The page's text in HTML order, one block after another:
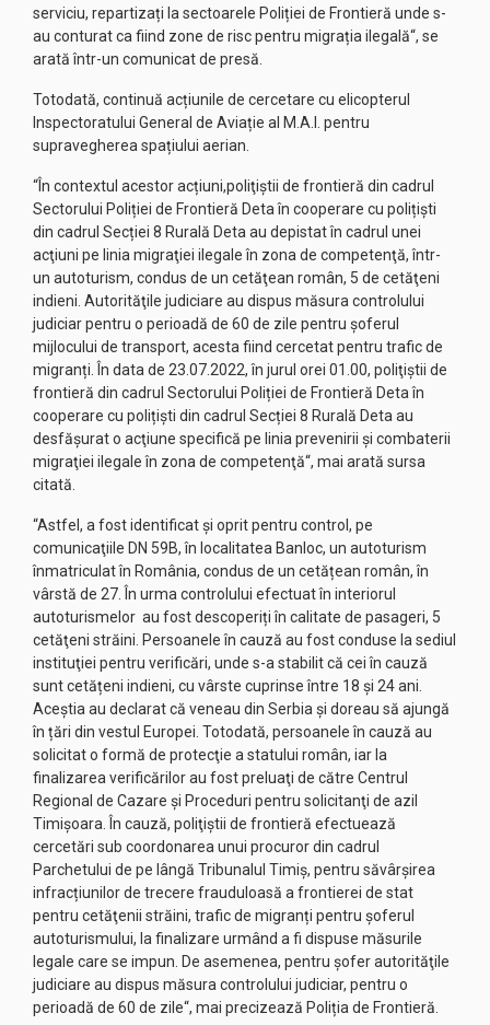
serviciu, repartizați la sectoarele Poliției de Frontieră unde s-
au conturat ca fiind zone de risc pentru migrația ilegală“, se
arată într-un comunicat de presă.
Totodată, continuă acțiunile de cercetare cu elicopterul
Inspectoratului General de Aviație al M.A.I. pentru
supravegherea spațiului aerian.
“În contextul acestor acțiuni,poliţiştii de frontieră din cadrul
Sectorului Poliției de Frontieră Deta în cooperare cu polițiști
din cadrul Secției 8 Rurală Deta au depistat în cadrul unei
acţiuni pe linia migraţiei ilegale în zona de competenţă, într-
un autoturism, condus de un cetăţean român, 5 de cetăţeni
indieni. Autorităţile judiciare au dispus măsura controlului
judiciar pentru o perioadă de 60 de zile pentru şoferul
mijlocului de transport, acesta fiind cercetat pentru trafic de
migranți. În data de 23.07.2022, în jurul orei 01.00, poliţiştii de
frontieră din cadrul Sectorului Poliției de Frontieră Deta în
cooperare cu polițiști din cadrul Secției 8 Rurală Deta au
desfășurat o acţiune specifică pe linia prevenirii și combaterii
migraţiei ilegale în zona de competenţă“, mai arată sursa
citată.
“Astfel, a fost identificat și oprit pentru control, pe
comunicaţiile DN 59B, în localitatea Banloc, un autoturism
înmatriculat în România, condus de un cetățean român, în
vârstă de 27. În urma controlului efectuat în interiorul
autoturismelor au fost descoperiți în calitate de pasageri, 5
cetăţeni străini. Persoanele în cauză au fost conduse la sediul
instituţiei pentru verificări, unde s-a stabilit că cei în cauză
sunt cetățeni indieni, cu vârste cuprinse între 18 și 24 ani.
Aceștia au declarat că veneau din Serbia şi doreau să ajungă
în țări din vestul Europei. Totodată, persoanele în cauză au
solicitat o formă de protecţie a statului român, iar la
finalizarea verificărilor au fost preluaţi de către Centrul
Regional de Cazare şi Proceduri pentru solicitanţi de azil
Timişoara. În cauză, poliţiştii de frontieră efectuează
cercetări sub coordonarea unui procuror din cadrul
Parchetului de pe lângă Tribunalul Timiș, pentru săvârșirea
infracțiunilor de trecere frauduloasă a frontierei de stat
pentru cetăţenii străini, trafic de migranți pentru şoferul
autoturismului, la finalizare urmând a fi dispuse măsurile
legale care se impun. De asemenea, pentru șofer autorităţile
judiciare au dispus măsura controlului judiciar, pentru o
perioadă de 60 de zile“, mai precizează Poliția de Frontieră.